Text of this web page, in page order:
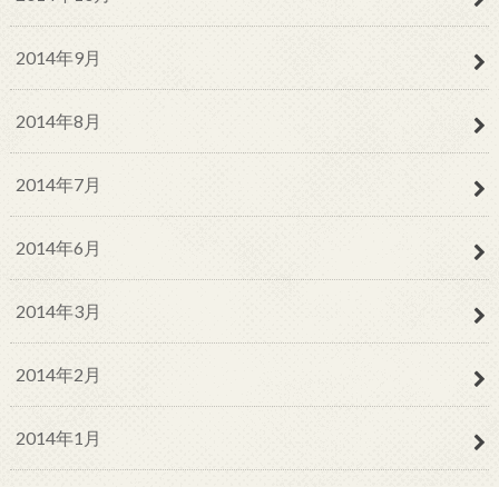
2014年9月
2014年8月
2014年7月
2014年6月
2014年3月
2014年2月
2014年1月